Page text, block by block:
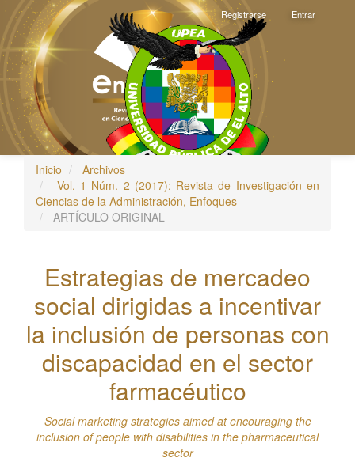
Navegación
principal
Contenido
principal
Barra
lateral
Registrarse Entrar
Inicio
Archivos
Vol. 1 Núm. 2 (2017): Revista de Investigación en
Ciencias de la Administración, Enfoques
ARTÍCULO ORIGINAL
Estrategias de mercadeo
social dirigidas a incentivar
la inclusión de personas con
discapacidad en el sector
farmacéutico
Social marketing strategies aimed at encouraging the
inclusion of people with disabilities in the pharmaceutical
sector